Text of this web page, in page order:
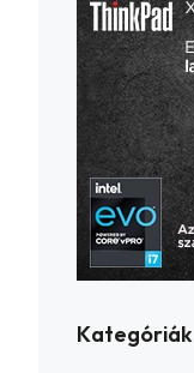
Kategóriák